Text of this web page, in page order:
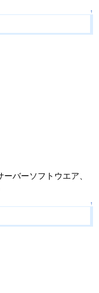
↑
バーソフトウエア、
↑